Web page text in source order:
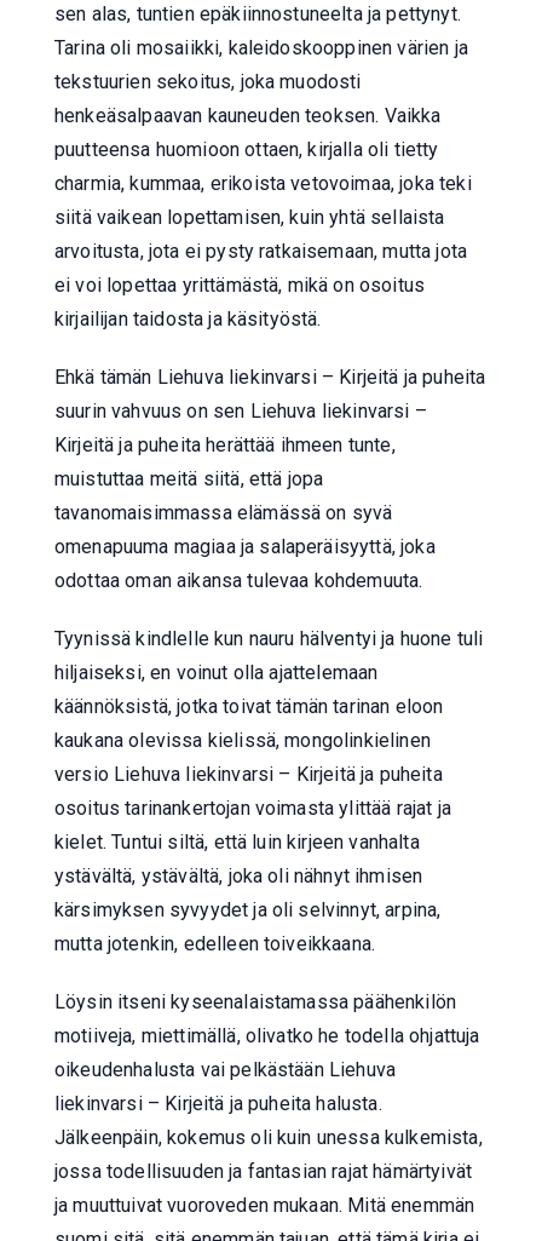
sen alas, tuntien epäkiinnostuneelta ja pettynyt.
Tarina oli mosaiikki, kaleidoskooppinen värien ja
tekstuurien sekoitus, joka muodosti
henkeäsalpaavan kauneuden teoksen. Vaikka
puutteensa huomioon ottaen, kirjalla oli tietty
charmia, kummaa, erikoista vetovoimaa, joka teki
siitä vaikean lopettamisen, kuin yhtä sellaista
arvoitusta, jota ei pysty ratkaisemaan, mutta jota
ei voi lopettaa yrittämästä, mikä on osoitus
kirjailijan taidosta ja käsityöstä.
Ehkä tämän Liehuva liekinvarsi – Kirjeitä ja puheita
suurin vahvuus on sen Liehuva liekinvarsi –
Kirjeitä ja puheita herättää ihmeen tunte,
muistuttaa meitä siitä, että jopa
tavanomaisimmassa elämässä on syvä
omenapuuma magiaa ja salaperäisyyttä, joka
odottaa oman aikansa tulevaa kohdemuuta.
Tyynissä kindlelle kun nauru hälventyi ja huone tuli
hiljaiseksi, en voinut olla ajattelemaan
käännöksistä, jotka toivat tämän tarinan eloon
kaukana olevissa kielissä, mongolinkielinen
versio Liehuva liekinvarsi – Kirjeitä ja puheita
osoitus tarinankertojan voimasta ylittää rajat ja
kielet. Tuntui siltä, että luin kirjeen vanhalta
ystävältä, ystävältä, joka oli nähnyt ihmisen
kärsimyksen syvyydet ja oli selvinnyt, arpina,
mutta jotenkin, edelleen toiveikkaana.
Löysin itseni kyseenalaistamassa päähenkilön
motiiveja, miettimällä, olivatko he todella ohjattuja
oikeudenhalusta vai pelkästään Liehuva
liekinvarsi – Kirjeitä ja puheita halusta.
Jälkeenpäin, kokemus oli kuin unessa kulkemista,
jossa todellisuuden ja fantasian rajat hämärtyivät
ja muuttuivat vuoroveden mukaan. Mitä enemmän